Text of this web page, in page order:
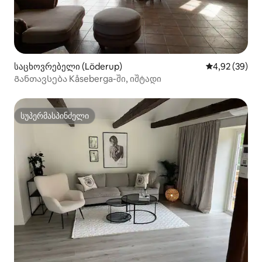
საცხოვრებელი (Löderup) საშუალო
4,92 (39)
Განთავსება Kåseberga-ში, იშტადი
სუპერმასპინძელი
სუპერმასპინძელი